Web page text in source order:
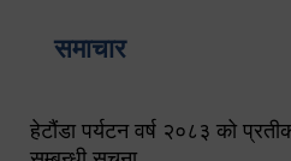
समाचार
हेटौंडा पर्यटन वर्ष २०८३ को